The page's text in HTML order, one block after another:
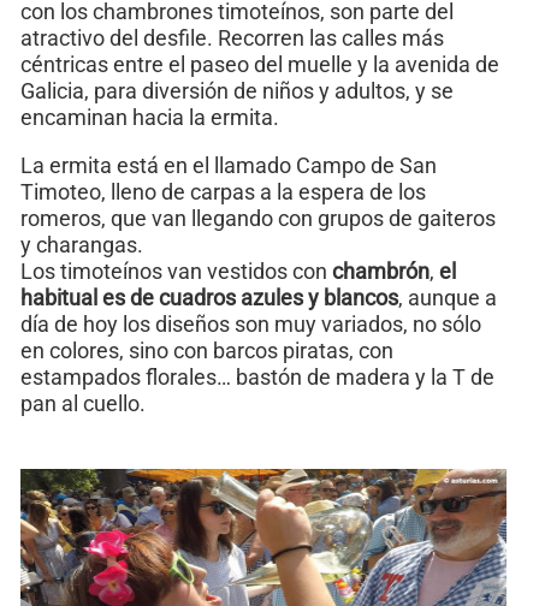
con los chambrones timoteínos, son parte del
atractivo del desfile. Recorren las calles más
céntricas entre el paseo del muelle y la avenida de
Galicia, para diversión de niños y adultos, y se
encaminan hacia la ermita.
La ermita está en el llamado Campo de San
Timoteo, lleno de carpas a la espera de los
romeros, que van llegando con grupos de gaiteros
y charangas.
Los timoteínos van vestidos con chambrón, el
habitual es de cuadros azules y blancos, aunque a
día de hoy los diseños son muy variados, no sólo
en colores, sino con barcos piratas, con
estampados florales… bastón de madera y la T de
pan al cuello.